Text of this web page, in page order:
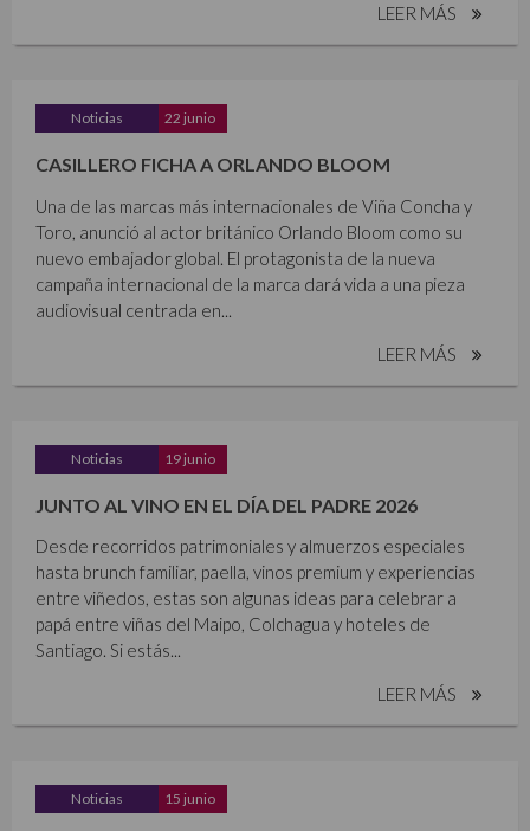
LEER MÁS
Noticias 22 junio
CASILLERO FICHA A ORLANDO BLOOM
Una de las marcas más internacionales de Viña Concha y
Toro, anunció al actor británico Orlando Bloom como su
nuevo embajador global. El protagonista de la nueva
campaña internacional de la marca dará vida a una pieza
audiovisual centrada en...
LEER MÁS
Noticias 19 junio
JUNTO AL VINO EN EL DÍA DEL PADRE 2026
Desde recorridos patrimoniales y almuerzos especiales
hasta brunch familiar, paella, vinos premium y experiencias
entre viñedos, estas son algunas ideas para celebrar a
papá entre viñas del Maipo, Colchagua y hoteles de
Santiago. Si estás...
LEER MÁS
Noticias 15 junio